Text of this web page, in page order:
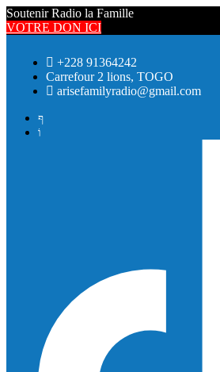
Soutenir Radio la Famille
VOTRE DON ICI
+228 91364242
Carrefour 2 lions, TOGO
arisefamilyradio@gmail.com